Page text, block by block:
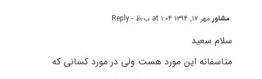
مشاورمهر ۱۷, ۱۳۹۴ at ۱:۰۴ ب٫ظ - Reply
سلام سعید
متاسفانه این مورد هست ولی در مورد کسانی که